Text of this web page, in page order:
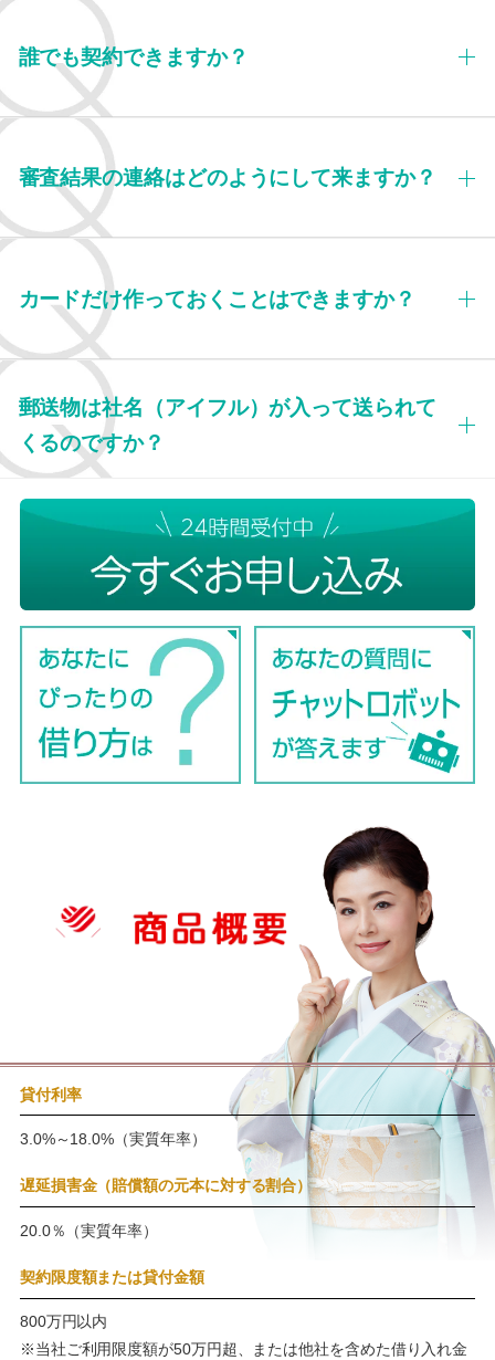
誰でも契約できますか？
審査結果の連絡はどのようにして来ますか？
カードだけ作っておくことはできますか？
郵送物は社名（アイフル）が入って送られて
くるのですか？
貸付利率
3.0%～18.0%（実質年率）
遅延損害金（賠償額の元本に対する割合）
20.0％（実質年率）
契約限度額または貸付金額
800万円以内
※当社ご利用限度額が50万円超、または他社を含めた借り入れ金